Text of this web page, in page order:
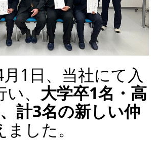
1日、当社にて入
、 大学卒1名・高
計3名の新しい仲
した。